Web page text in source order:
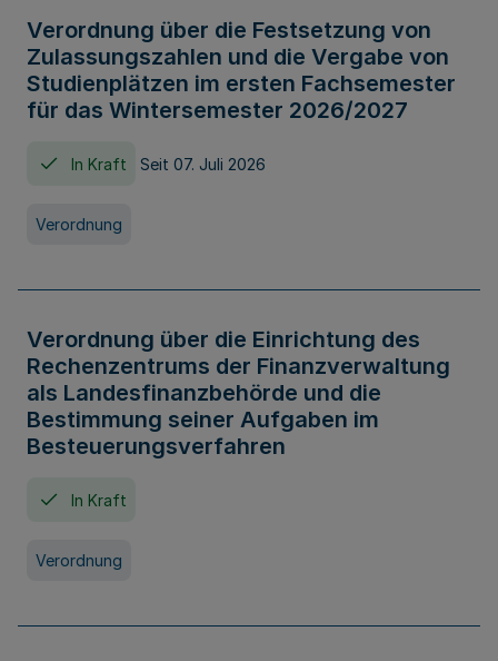
Verordnung über die Festsetzung von
Zulassungszahlen und die Vergabe von
Studienplätzen im ersten Fachsemester
für das Wintersemester 2026/2027
In Kraft Seit 07. Juli 2026
Verordnung
Verordnung über die Einrichtung des
Rechenzentrums der Finanzverwaltung
als Landesfinanzbehörde und die
Bestimmung seiner Aufgaben im
Besteuerungsverfahren
In Kraft
Verordnung